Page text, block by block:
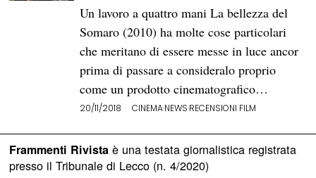
Un lavoro a quattro mani La bellezza del
Somaro (2010) ha molte cose particolari
che meritano di essere messe in luce ancor
prima di passare a consideralo proprio
come un prodotto cinematografico…
20/11/2018 CINEMA·NEWS·RECENSIONI FILM
Frammenti Rivistaè una testata giornalistica registrata
presso il Tribunale di Lecco (n. 4/2020)